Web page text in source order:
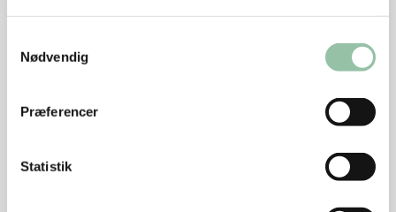
Nødvendig
Præferencer
Statistik
Tag det op.
Pil løg og skær dem i både.
Steg løg og champignoner et par minutter i gryden.
Kom kødet tilbage i gryden, drys mel over og rør